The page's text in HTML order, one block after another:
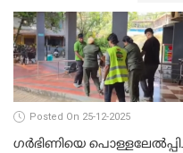
Posted On 25-12-2025
ഗര്‍ഭിണിയെ